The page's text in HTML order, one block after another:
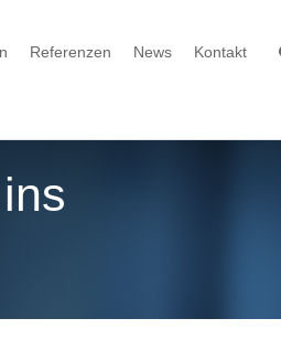
Referenzen News Kontakt